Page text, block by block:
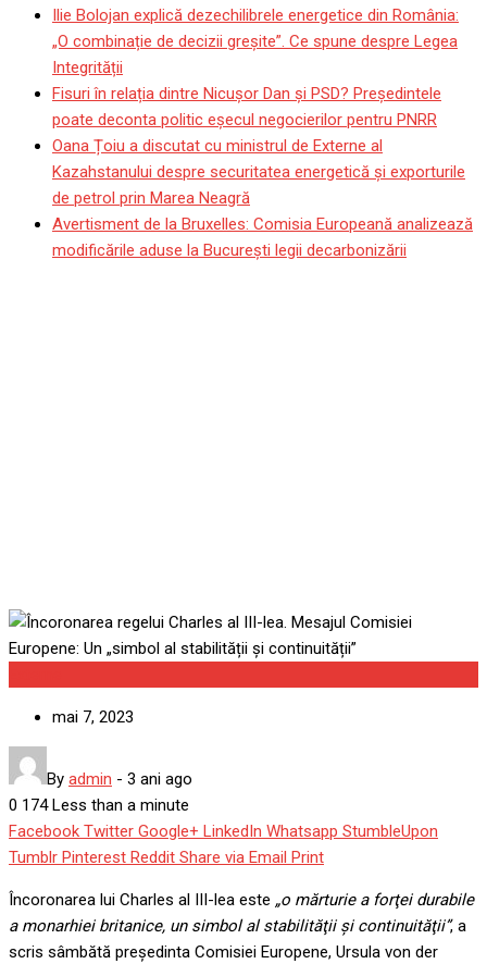
Ilie Bolojan explică dezechilibrele energetice din România:
„O combinație de decizii greșite”. Ce spune despre Legea
Integrității
Fisuri în relația dintre Nicușor Dan și PSD? Președintele
poate deconta politic eșecul negocierilor pentru PNRR
Oana Țoiu a discutat cu ministrul de Externe al
Kazahstanului despre securitatea energetică și exporturile
de petrol prin Marea Neagră
Avertisment de la Bruxelles: Comisia Europeană analizează
modificările aduse la București legii decarbonizării
mai 7, 2023
By admin - 3 ani ago
0 174Less than a minute
Facebook Twitter Google+ LinkedIn Whatsapp StumbleUpon
Tumblr Pinterest Reddit Share via Email Print
Încoronarea lui Charles al III-lea este „o mărturie a forţei durabile
a monarhiei britanice, un simbol al stabilităţii şi continuităţii”, a
scris sâmbătă preşedinta Comisiei Europene, Ursula von der